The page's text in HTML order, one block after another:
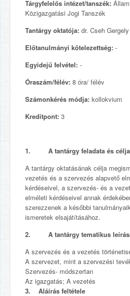
Tárgyfelelős intézet/tanszék:
Közigazgatási Jogi Tanszék
Tantárgy oktatója: dr. Cseh Gergely
Előtanulmányi kötelezettség: -
Egyidejű felvétel: -
Óraszám/félév: 8 óra/ félév
Számonkérés módja: kollokvium
Kreditpont: 3
1. A tantárgy feladata és célja
A tantárgy oktatásának célja
vezetés és a szervezés alapvető
kérdéseivel, a szervezés- és a
elméleti kérdéseivel annak
szerezzenek a későbbi
ismeretek elsajátításához.
2. A tantárgy tematikus
A szervezés és a vezetés
A szervezet, mint a szervezési
Szervezés- módszertan
Az igazgatás; A vezetés
3. Aláírás feltétele